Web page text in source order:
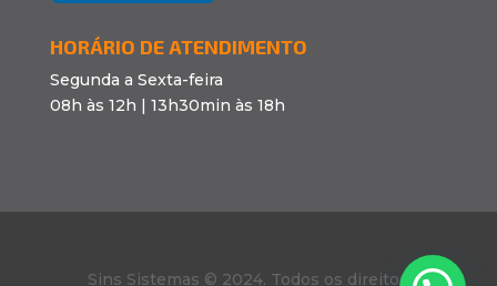
HORÁRIO DE ATENDIMENTO
Segunda a Sexta-feira
08h às 12h | 13h30min às 18h
Sins Sistemas © 2024. Todos os direitos